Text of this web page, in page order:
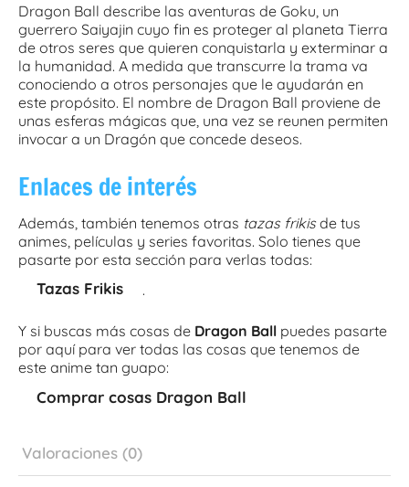
Dragon Ball describe las aventuras de Goku, un
guerrero Saiyajin cuyo fin es proteger al planeta Tierra
de otros seres que quieren conquistarla y exterminar a
la humanidad. A medida que transcurre la trama va
conociendo a otros personajes que le ayudarán en
este propósito. El nombre de Dragon Ball proviene de
unas esferas mágicas que, una vez se reunen permiten
invocar a un Dragón que concede deseos.
Enlaces de interés
Además, también tenemos otras tazas frikisde tus
animes, películas y series favoritas. Solo tienes que
pasarte por esta sección para verlas todas:
Tazas Frikis .
Y si buscas más cosas de Dragon Ball puedes pasarte
por aquí para ver todas las cosas que tenemos de
este anime tan guapo:
Comprar cosas Dragon Ball
Valoraciones (0)